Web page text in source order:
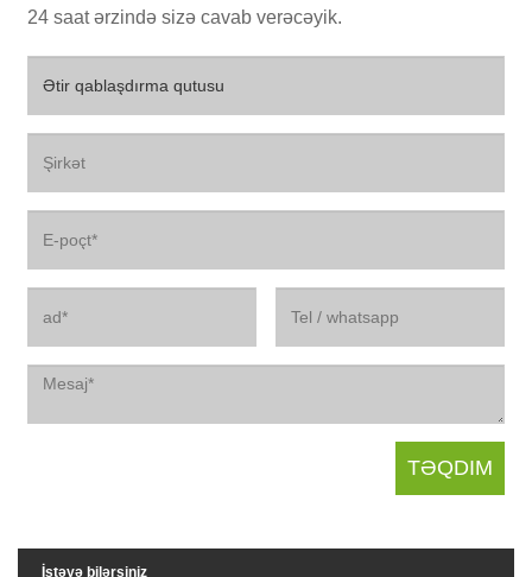
24 saat ərzində sizə cavab verəcəyik.
İstəyə bilərsiniz